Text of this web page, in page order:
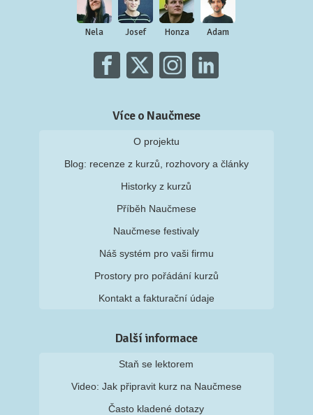
Nela Josef Honza Adam
Více o Naučmese
O projektu
Blog: recenze z kurzů, rozhovory a články
Historky z kurzů
Příběh Naučmese
Naučmese festivaly
Náš systém pro vaši firmu
Prostory pro pořádání kurzů
Kontakt a fakturační údaje
Další informace
Staň se lektorem
Video: Jak připravit kurz na Naučmese
Často kladené dotazy